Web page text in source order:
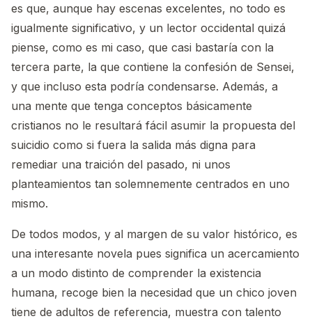
es que, aunque hay escenas excelentes, no todo es
igualmente significativo, y un lector occidental quizá
piense, como es mi caso, que casi bastaría con la
tercera parte, la que contiene la confesión de Sensei,
y que incluso esta podría condensarse. Además, a
una mente que tenga conceptos básicamente
cristianos no le resultará fácil asumir la propuesta del
suicidio como si fuera la salida más digna para
remediar una traición del pasado, ni unos
planteamientos tan solemnemente centrados en uno
mismo.
De todos modos, y al margen de su valor histórico, es
una interesante novela pues significa un acercamiento
a un modo distinto de comprender la existencia
humana, recoge bien la necesidad que un chico joven
tiene de adultos de referencia, muestra con talento